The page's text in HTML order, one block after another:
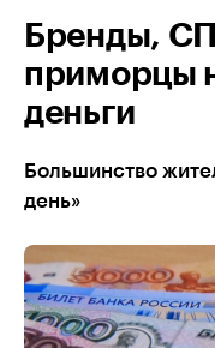
Бренды,
приморцы
деньги
Большинство
день»